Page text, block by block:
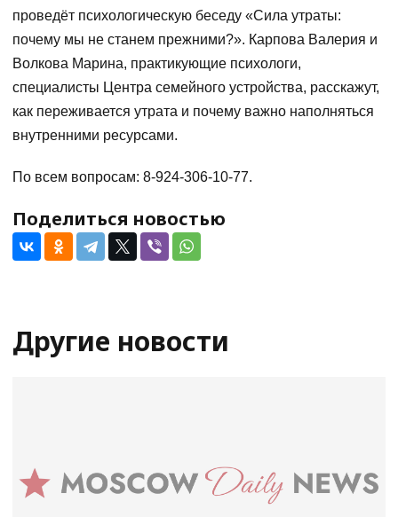
проведёт психологическую беседу «Сила утраты:
почему мы не станем прежними?». Карпова Валерия и
Волкова Марина, практикующие психологи,
специалисты Центра семейного устройства, расскажут,
как переживается утрата и почему важно наполняться
внутренними ресурсами.
По всем вопросам: 8-924-306-10-77.
Поделиться новостью
Другие новости